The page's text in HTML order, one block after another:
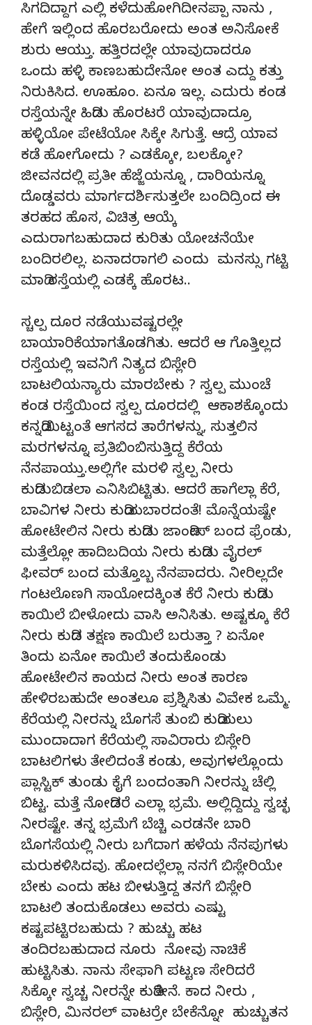
ಸಿಗದಿದ್ದಾಗ ಎಲ್ಲಿ ಕಳೆದುಹೋಗಿದೀನಪ್ಪಾ ನಾನು ,
ಹೇಗೆ ಇಲ್ಲಿಂದ ಹೊರಬರೋದು ಅಂತ ಅನಿಸೋಕೆ
ಶುರು ಆಯ್ತು. ಹತ್ತಿರದಲ್ಲೇ ಯಾವುದಾದರೂ
ಒಂದು ಹಳ್ಳಿ ಕಾಣಬಹುದೇನೋ ಅಂತ ಎದ್ದು ಕತ್ತು
ನಿರುಕಿಸಿದ. ಊಹೂಂ. ಏನೂ ಇಲ್ಲ. ಎದುರು ಕಂಡ
ರಸ್ತೆಯನ್ನೇ ಹಿಡಿದು ಹೊರಟರೆ ಯಾವುದಾದ್ರೂ
ಹಳ್ಳಿಯೋ ಪೇಟೆಯೋ ಸಿಕ್ಕೇ ಸಿಗುತ್ತೆ. ಆದ್ರೆ ಯಾವ
ಕಡೆ ಹೋಗೋದು ? ಎಡಕ್ಕೋ, ಬಲಕ್ಕೋ?
ಜೀವನದಲ್ಲಿ ಪ್ರತೀ ಹೆಜ್ಜೆಯನ್ನೂ , ದಾರಿಯನ್ನೂ
ದೊಡ್ಡವರು ಮಾರ್ಗದರ್ಶಿಸುತ್ತಲೇ ಬಂದಿದ್ರಿಂದ ಈ
ತರಹದ ಹೊಸ, ವಿಚಿತ್ರ ಆಯ್ಕೆ
ಎದುರಾಗಬಹುದಾದ ಕುರಿತು ಯೋಚನೆಯೇ
ಬಂದಿರಲಿಲ್ಲ. ಏನಾದರಾಗಲಿ ಎಂದು ಮನಸ್ಸು ಗಟ್ಟಿ
ಮಾಡಿ ರಸ್ತೆಯಲ್ಲಿ ಎಡಕ್ಕೆ ಹೊರಟ..
ಸ್ಚಲ್ಪ ದೂರ ನಡೆಯುವಷ್ಟರಲ್ಲೇ
ಬಾಯಾರಿಕೆಯಾಗತೊಡಗಿತು. ಆದರೆ ಆ ಗೊತ್ತಿಲ್ಲದ
ರಸ್ತೆಯಲ್ಲಿ ಇವನಿಗೆ ನಿತ್ಯದ ಬಿಸ್ಲೇರಿ
ಬಾಟಲಿಯನ್ಯಾರು ಮಾರಬೇಕು ? ಸ್ವಲ್ಪ ಮುಂಚೆ
ಕಂಡ ರಸ್ತೆಯಿಂದ ಸ್ವಲ್ಪ ದೂರದಲ್ಲಿ ಆಕಾಶಕ್ಕೊಂದು
ಕನ್ನಡಿಯಿಟ್ಟಂತೆ ಆಗಸದ ತಾರೆಗಳನ್ನು, ಸುತ್ತಲಿನ
ಮರಗಳನ್ನೂ ಪ್ರತಿಬಿಂಬಿಸುತ್ತಿದ್ದ ಕೆರೆಯ
ನೆನಪಾಯ್ತು.ಅಲ್ಲಿಗೇ ಮರಳಿ ಸ್ವಲ್ಪ ನೀರು
ಕುಡಿದುಬಿಡಲಾ ಎನಿಸಿಬಿಟ್ಟಿತು. ಆದರೆ ಹಾಗೆಲ್ಲಾ ಕೆರೆ,
ಬಾವಿಗಳ ನೀರು ಕುಡಿಯಬಾರದಂತೆ! ಮೊನ್ನೆಯಷ್ಟೇ
ಹೋಟೇಲಿನ ನೀರು ಕುಡಿದು ಜಾಂಡೀಸ್ ಬಂದ ಫ್ರೆಂಡು,
ಮತ್ತೆಲ್ಲೋ ಹಾದಿಬದಿಯ ನೀರು ಕುಡಿದು ವೈರಲ್
ಫೀವರ್ ಬಂದ ಮತ್ತೊಬ್ಬ ನೆನಪಾದರು. ನೀರಿಲ್ಲದೇ
ಗಂಟಲೊಣಗಿ ಸಾಯೋದಕ್ಕಿಂತ ಕೆರೆ ನೀರು ಕುಡಿದು
ಕಾಯಿಲೆ ಬೀಳೋದು ವಾಸಿ ಅನಿಸಿತು. ಅಷ್ಟಕ್ಕೂ ಕೆರೆ
ನೀರು ಕುಡಿದ ತಕ್ಷಣ ಕಾಯಿಲೆ ಬರುತ್ತಾ ? ಏನೋ
ತಿಂದು ಏನೋ ಕಾಯಿಲೆ ತಂದುಕೊಂಡು
ಹೋಟೇಲಿನ ಕಾಯದ ನೀರು ಅಂತ ಕಾರಣ
ಹೇಳಿರಬಹುದೇ ಅಂತಲೂ ಪ್ರಶ್ನಿಸಿತು ವಿವೇಕ ಒಮ್ಮೆ.
ಕೆರೆಯಲ್ಲಿ ನೀರನ್ನು ಬೊಗಸೆ ತುಂಬಿ ಕುಡಿಯಲು
ಮುಂದಾದಾಗ ಕೆರೆಯಲ್ಲಿ ಸಾವಿರಾರು ಬಿಸ್ಲೇರಿ
ಬಾಟಲಿಗಳು ತೇಲಿದಂತೆ ಕಂಡು, ಅವುಗಳಲ್ಲೊಂದು
ಪ್ಲಾಸ್ಟಿಕ್ ತುಂಡು ಕೈಗೆ ಬಂದಂತಾಗಿ ನೀರನ್ನು ಚೆಲ್ಲಿ
ಬಿಟ್ಟ. ಮತ್ತೆ ನೋಡಿದರೆ ಎಲ್ಲಾ ಭ್ರಮೆ. ಅಲ್ಲಿದ್ದಿದ್ದು ಸ್ವಚ್ಛ
ನೀರಷ್ಟೇ. ತನ್ನ ಭ್ರಮೆಗೆ ಬೆಚ್ಚಿ ಎರಡನೇ ಬಾರಿ
ಬೊಗಸೆಯಲ್ಲಿ ನೀರು ಬಗೆದಾಗ ಹಳೆಯ ನೆನಪುಗಳು
ಮರುಕಳಿಸಿದವು. ಹೋದಲ್ಲೆಲ್ಲಾ ನನಗೆ ಬಿಸ್ಲೇರಿಯೇ
ಬೇಕು ಎಂದು ಹಟ ಬೀಳುತ್ತಿದ್ದ ತನಗೆ ಬಿಸ್ಲೇರಿ
ಬಾಟಲಿ ತಂದುಕೊಡಲು ಅವರು ಎಷ್ಟು
ಕಷ್ಟಪಟ್ಟಿರಬಹುದು ? ಹುಚ್ಚು ಹಟ
ತಂದಿರಬಹುದಾದ ನೂರು ನೋವು ನಾಚಿಕೆ
ಹುಟ್ಟಿಸಿತು. ನಾನು ಸೇಫಾಗಿ ಪಟ್ಟಣ ಸೇರಿದರೆ
ಸಿಕ್ಕೋ ಸ್ವಚ್ಚ ನೀರನ್ನೇ ಕುಡಿತೇನೆ. ಕಾದ ನೀರು ,
ಬಿಸ್ಲೇರಿ, ಮಿನರಲ್ ವಾಟರ್ರೇ ಬೇಕೆನ್ನೋ ಹುಚ್ಚುತನ